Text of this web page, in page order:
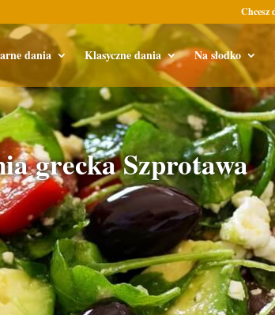
Chcesz
dania Klasyczne dania Na słodko
grecka Szprotawa